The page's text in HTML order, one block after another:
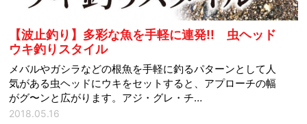
【波止釣り】多彩な魚を手軽に連発!! 虫ヘッド
ウキ釣りスタイル
メバルやガシラなどの根魚を手軽に釣るパターンとして人
気がある虫ヘッドにウキをセットすると、アプローチの幅
がグ〜ンと広がります。アジ・グレ・チ…
2018.05.16